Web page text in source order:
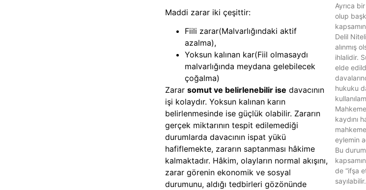
Maddi zarar iki çeşittir:
Fiili zarar(Malvarlığındaki aktif
azalma),
Yoksun kalınan kar(Fiil olmasaydı
malvarlığında meydana gelebilecek
çoğalma)
Zarar somut ve belirlenebilir ise davacının
işi kolaydır. Yoksun kalınan karın
belirlenmesinde ise güçlük olabilir. Zararın
gerçek miktarının tespit edilemediği
durumlarda davacının ispat yükü
hafiflemekte, zararın saptanması hâkime
kalmaktadır. Hâkim, olayların normal akışını,
zarar görenin ekonomik ve sosyal
durumunu, aldığı tedbirleri gözönünde
Ayrıca
olup
Delil
alınmış
ihlalidir.
elde
hukuku
kaydını
eylemin
Bu
de “ifşa
sayılabilir.